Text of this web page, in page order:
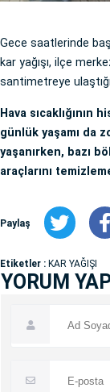
Gece saatlerinde
kar yağışı, ilçe
santimetreye
Hava
günlük yaşamı da
yaşanırken, bazı
araçlarını
Paylaş
Etiketler : KAR YAĞIŞI
YORUM